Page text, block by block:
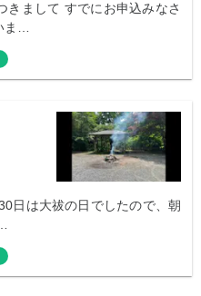
きまして すでにお申込みなさ
ま…
日は大祓の日でしたので、朝